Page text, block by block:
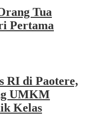
Tua
Pertama
RI di Paotere,
UMKM
Kelas